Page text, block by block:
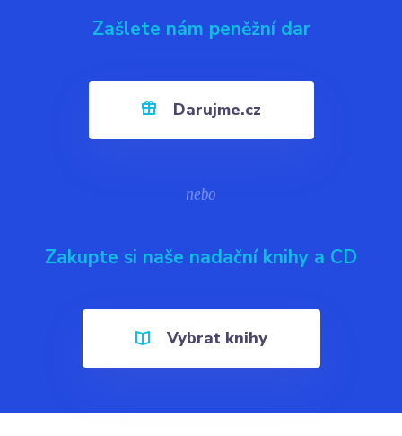
Zašlete nám peněžní dar
Darujme.cz
nebo
Zakupte si naše nadační knihy a CD
Vybrat knihy